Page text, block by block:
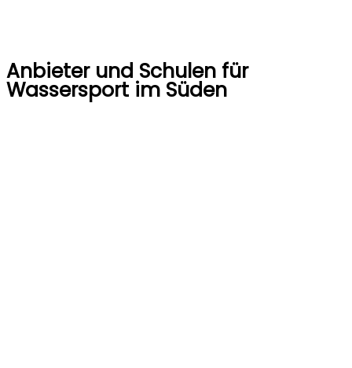
Anbieter und Schulen für
Wassersport im Süden